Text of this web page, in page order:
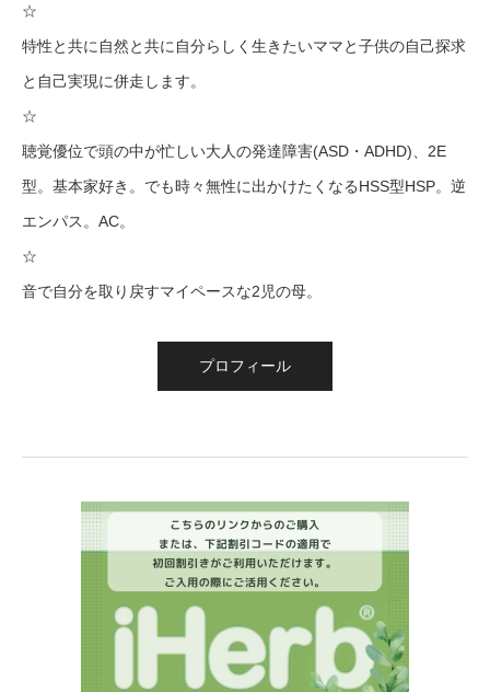
☆
特性と共に自然と共に自分らしく生きたいママと子供の自己探求
と自己実現に併走します。
☆
聴覚優位で頭の中が忙しい大人の発達障害(ASD・ADHD)、2E
型。基本家好き。でも時々無性に出かけたくなるHSS型HSP。逆
エンパス。AC。
☆
音で自分を取り戻すマイペースな2児の母。
プロフィール